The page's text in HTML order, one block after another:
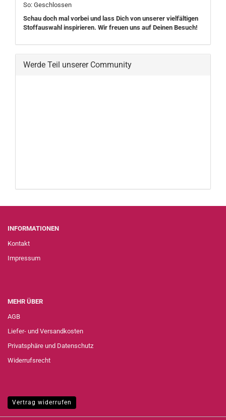
So: Geschlossen
Schau doch mal vorbei und lass Dich von unserer vielfältigen
Stoffauswahl inspirieren. Wir freuen uns auf Deinen Besuch!
Werde Teil unserer Community
INFORMATIONEN
Kontakt
Impressum
MEHR ÜBER
AGB
Liefer- und Versandkosten
Privatsphäre und Datenschutz
Widerrufsrecht
Vertrag widerrufen